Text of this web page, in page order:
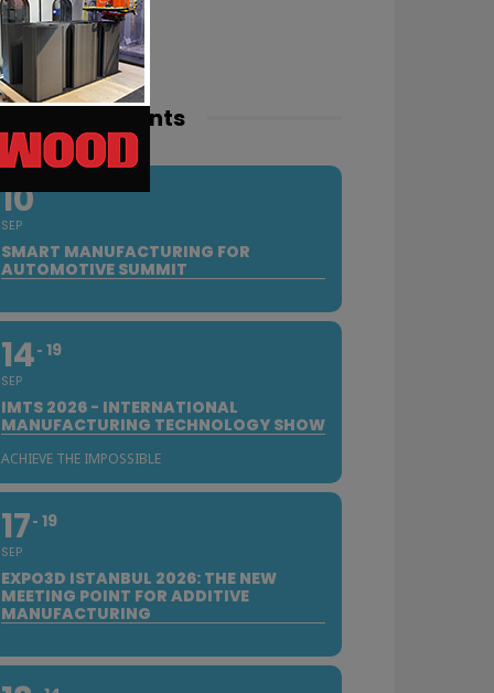
events
10
SEP
SMART MANUFACTURING FOR
AUTOMOTIVE SUMMIT
14
SEP
19
IMTS 2026 - INTERNATIONAL
MANUFACTURING TECHNOLOGY SHOW
ACHIEVE THE IMPOSSIBLE
17
SEP
19
EXPO3D ISTANBUL 2026: THE NEW
MEETING POINT FOR ADDITIVE
MANUFACTURING